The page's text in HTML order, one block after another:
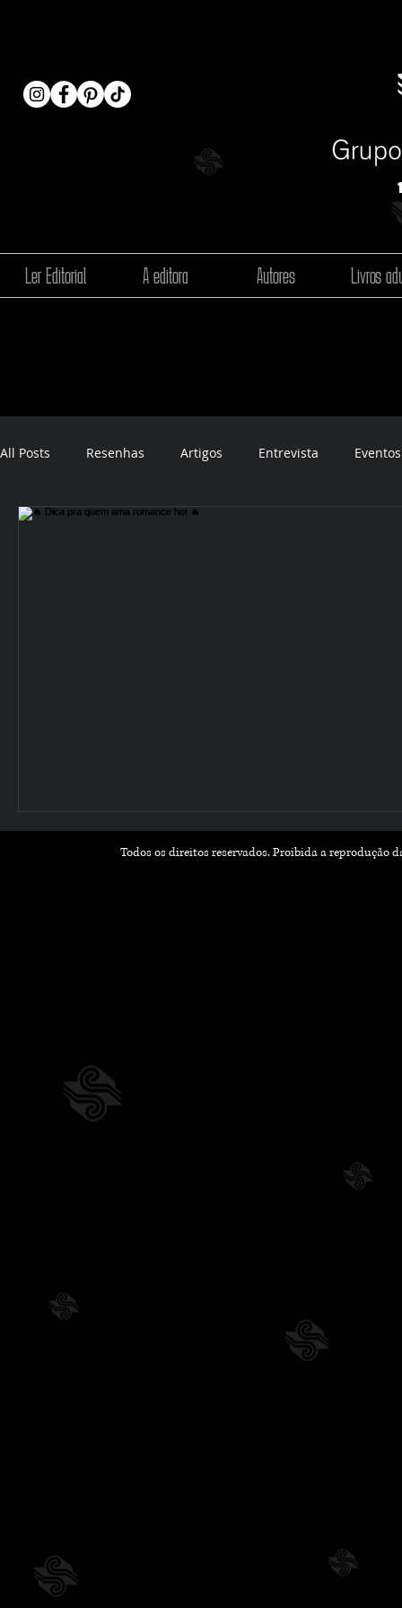
Ler Editorial A editora Autores Livros
All Posts Resenhas Artigos Entrevista Eventos
Todos os direitos reservados. Proibida a reprodução